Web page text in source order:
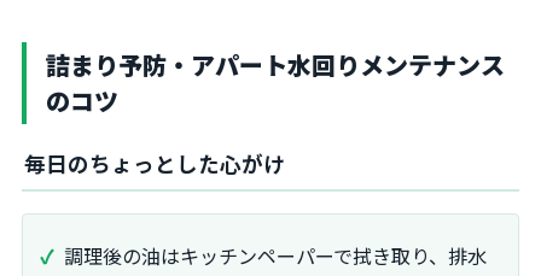
詰まり予防・アパート水回りメンテナンス
のコツ
毎日のちょっとした心がけ
調理後の油はキッチンペーパーで拭き取り、排水